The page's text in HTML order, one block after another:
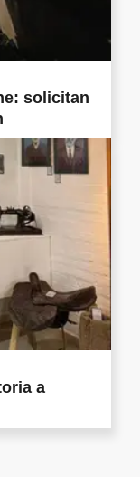
solicitan
a